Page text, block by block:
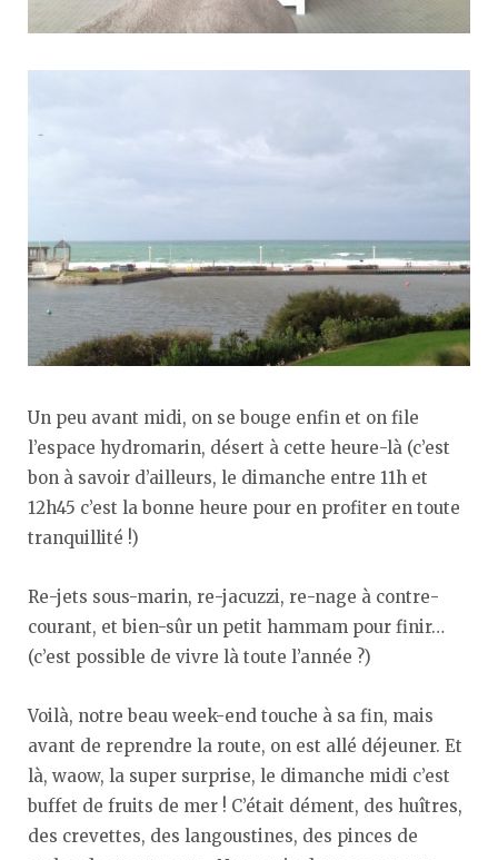
Un peu avant midi, on se bouge enfin et on file
l’espace hydromarin, désert à cette heure-là (c’est
bon à savoir d’ailleurs, le dimanche entre 11h et
12h45 c’est la bonne heure pour en profiter en toute
tranquillité !)
Re-jets sous-marin, re-jacuzzi, re-nage à contre-
courant, et bien-sûr un petit hammam pour finir…
(c’est possible de vivre là toute l’année ?)
Voilà, notre beau week-end touche à sa fin, mais
avant de reprendre la route, on est allé déjeuner. Et
là, waow, la super surprise, le dimanche midi c’est
buffet de fruits de mer ! C’était dément, des huîtres,
des crevettes, des langoustines, des pinces de